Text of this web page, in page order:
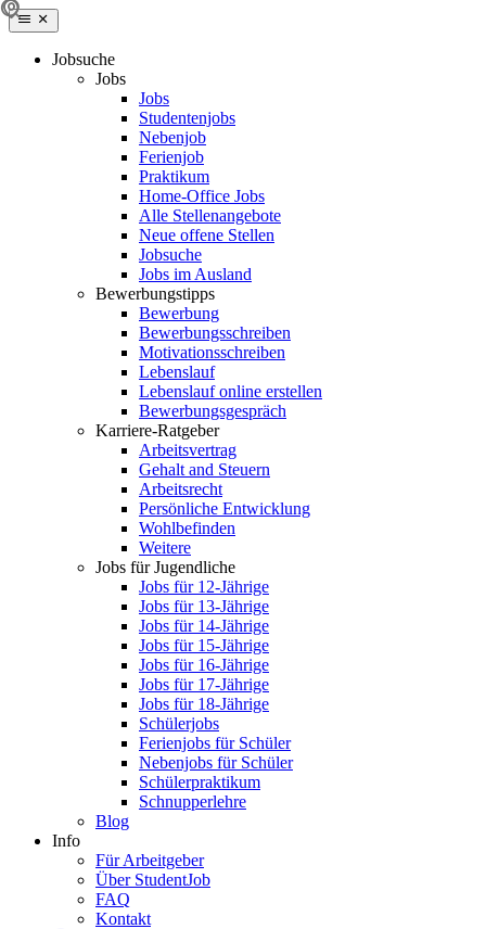
Jobsuche
Jobs
Jobs
Studentenjobs
Nebenjob
Ferienjob
Praktikum
Home-Office Jobs
Alle Stellenangebote
Neue offene Stellen
Jobsuche
Jobs im Ausland
Bewerbungstipps
Bewerbung
Bewerbungsschreiben
Motivationsschreiben
Lebenslauf
Lebenslauf online erstellen
Bewerbungsgespräch
Karriere-Ratgeber
Arbeitsvertrag
Gehalt and Steuern
Arbeitsrecht
Persönliche Entwicklung
Wohlbefinden
Weitere
Jobs für Jugendliche
Jobs für 12-Jährige
Jobs für 13-Jährige
Jobs für 14-Jährige
Jobs für 15-Jährige
Jobs für 16-Jährige
Jobs für 17-Jährige
Jobs für 18-Jährige
Schülerjobs
Ferienjobs für Schüler
Nebenjobs für Schüler
Schülerpraktikum
Schnupperlehre
Blog
Info
Für Arbeitgeber
Über StudentJob
FAQ
Kontakt